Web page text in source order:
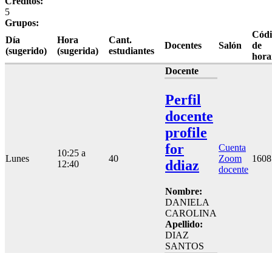
5
Grupos:
Día
(sugerido)
Hora
(sugerida)
Cant.
estudiantes
Docentes Salón
de
Lunes
10:25 a
12:40
40
Docente
Perfil
docente
profile
for
ddiaz
Nombre:
DANIELA
CAROLINA
Apellido:
DIAZ
SANTOS
Cuenta
Zoom
docente
1608